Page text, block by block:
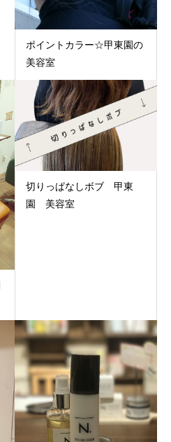
ポイントカラー☆甲東園の
美容室
切りっぱなしボブ 甲東
園 美容室